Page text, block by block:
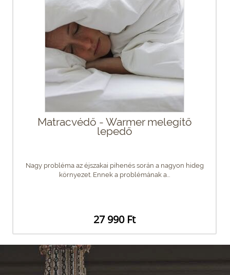
Matracvédő - Warmer melegítő
lepedő
Nagy probléma az éjszakai pihenés során a nagyon hideg
környezet. Ennek a problémának a...
27 990 Ft